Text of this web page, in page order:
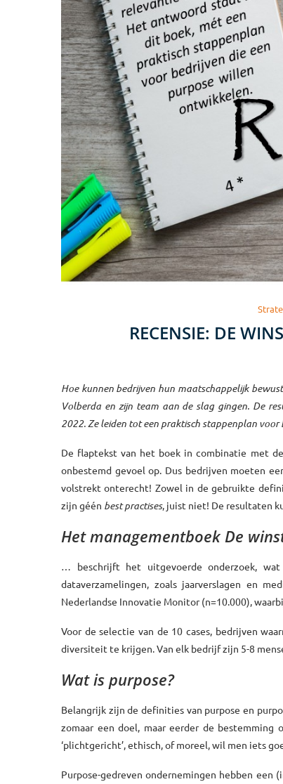
RECENSIE: DE
Hoe kunnen bedrijven hun maatschappelijk
Volberda en zijn team aan de slag gingen. De
2022. Ze leiden tot een praktisch stappenplan
De flaptekst van het boek in combinatie met
onbestemd gevoel op. Dus bedrijven moeten
volstrekt onterecht! Zowel in de gebruikte
zijn géén best practises, juist niet! De resultaten
Het managementboek De
… beschrijft het uitgevoerde onderzoek,
dataverzamelingen, zoals jaarverslagen en
Nederlandse Innovatie Monitor (n=10.000),
Voor de selectie van de 10 cases, bedrijven
diversiteit te krijgen. Van elk bedrijf zijn 5-8
Wat is purpose?
Belangrijk zijn de definities van purpose en
zomaar een doel, maar eerder de
‘plichtgericht’, ethisch, of moreel, wil men iets
Purpose-gedreven ondernemingen hebben een